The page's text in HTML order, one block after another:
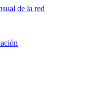
de la red